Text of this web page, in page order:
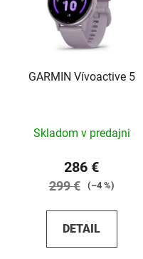
GARMIN Vívoactive 5
Skladom v predajni
286 €
299 € (–4 %)
DETAIL